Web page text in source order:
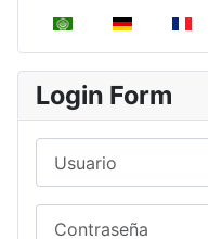
Seleccione su idioma
Login Form